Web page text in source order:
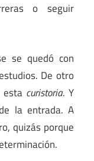
o seguir
se quedó con
De otro
esta curistoria. Y
la entrada. A
quizás porque